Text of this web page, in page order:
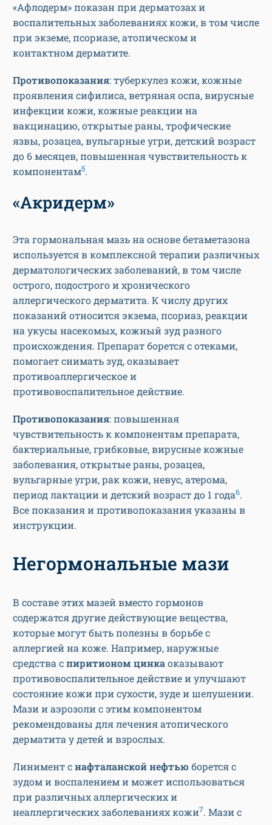
«Афлодерм» показан при дерматозах и
воспалительных заболеваниях кожи, в том числе
при экземе, псориазе, атопическом и
контактном дерматите.
Противопоказания: туберкулез кожи, кожные
проявления сифилиса, ветряная оспа, вирусные
инфекции кожи, кожные реакции на
вакцинацию, открытые раны, трофические
язвы, розацеа, вульгарные угри, детский возраст
до 6 месяцев, повышенная чувствительность к
компонентам5.
«Акридерм»
Эта гормональная мазь на основе бетаметазона
используется в комплексной терапии различных
дерматологических заболеваний, в том числе
острого, подострого и хронического
аллергического дерматита. К числу других
показаний относится экзема, псориаз, реакции
на укусы насекомых, кожный зуд разного
происхождения. Препарат борется с отеками,
помогает снимать зуд, оказывает
противоаллергическое и
противовоспалительное действие.
Противопоказания: повышенная
чувствительность к компонентам препарата,
бактериальные, грибковые, вирусные кожные
заболевания, открытые раны, розацеа,
вульгарные угри, рак кожи, невус, атерома,
период лактации и детский возраст до 1 года6.
Все показания и противопоказания указаны в
инструкции.
Негормональные мази
В составе этих мазей вместо гормонов
содержатся другие действующие вещества,
которые могут быть полезны в борьбе с
аллергией на коже. Например, наружные
средства спиритионом цинкаоказывают
противовоспалительное действие и улучшают
состояние кожи при сухости, зуде и шелушении.
Мази и аэрозоли с этим компонентом
рекомендованы для лечения атопического
дерматита у детей и взрослых.
Линимент снафталанской нефтью борется с
зудом и воспалением и может использоваться
при различных аллергических и
неаллергических заболеваниях кожи7. Мази с